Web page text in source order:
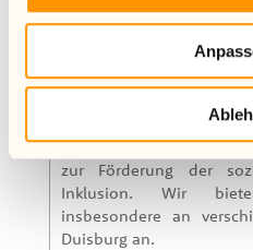
Schulsozialarbeit
Schulsozialarbeit ist ein
zur Förderung der
Inklusion. Wir
insbesondere an
Duisburg an.